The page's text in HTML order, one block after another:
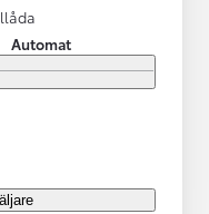
Automat